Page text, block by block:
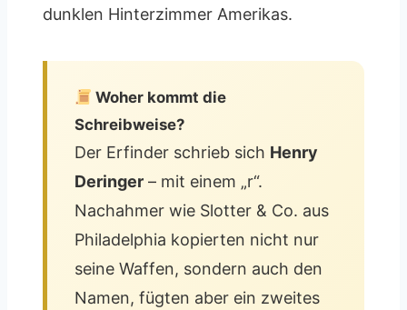
dunklen Hinterzimmer Amerikas.
Woher kommt die
Schreibweise?
Der Erfinder schrieb sich Henry
Deringer – mit einem „r“.
Nachahmer wie Slotter & Co. aus
Philadelphia kopierten nicht nur
seine Waffen, sondern auch den
Namen, fügten aber ein zweites